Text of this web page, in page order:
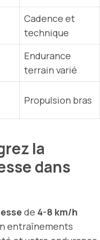
Cadence et
technique
Endurance
terrain varié
Propulsion bras
la
dans
de 4-8 km/h
entraînements